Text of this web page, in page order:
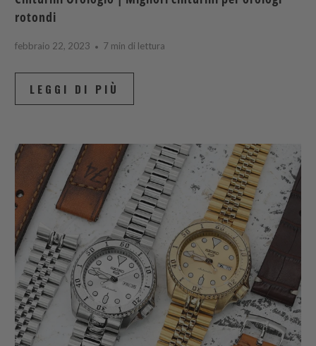
rotondi
febbraio 22, 2023 7 min di lettura
LEGGI DI PIÙ